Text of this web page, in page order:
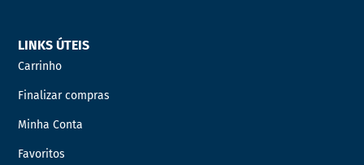
LINKS ÚTEIS
Carrinho
Finalizar compras
Minha Conta
Favoritos